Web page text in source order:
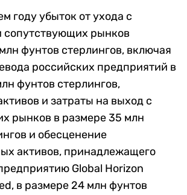
году убыток от ухода с
сопутствующих рынков
фунтов стерлингов, включая
российских предприятий в
фунтов стерлингов,
и затраты на выход с
рынков в размере 35 млн
и обесценение
активов, принадлежащего
Global Horizon
в размере 24 млн фунтов